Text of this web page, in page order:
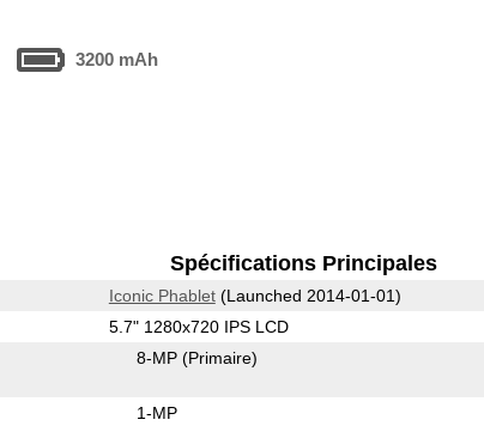
3200 mAh
Spécifications Principales
Iconic Phablet(Launched 2014-01-01)
5.7" 1280x720 IPS LCD
8-MP (Primaire)
1-MP